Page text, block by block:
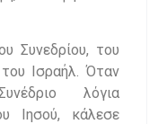
Συνεδρίου, του
Ισραήλ. Όταν
λόγια
Ιησού, κάλεσε